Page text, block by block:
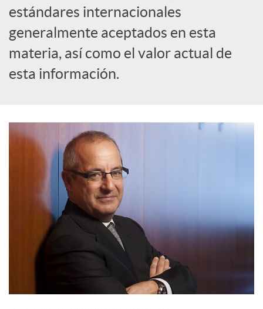
estándares internacionales
generalmente aceptados en esta
materia, así como el valor actual de
esta información.